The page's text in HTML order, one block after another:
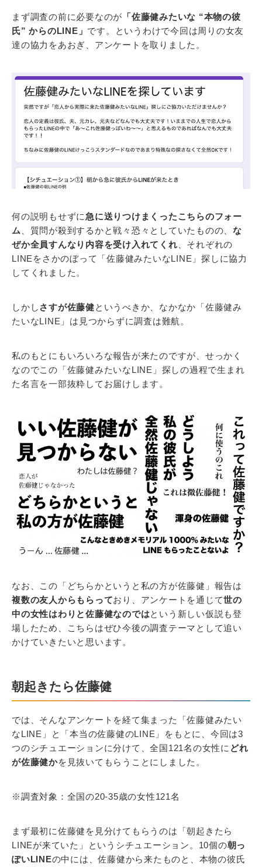
まず調査の前に必要なのが 「佐藤健みたいな “本物の彼
氏” からのLINE」 です。というわけで今回は周りの女友
達の協力をあおぎ、アンケートを取りました。
何の説明もせずに急に送りつけまくったこちらのフォー
ム
、質問が殺到するかと戦々恐々としていたものの、 な
ぜか全員すんなり内容を受け入れてくれ 、それぞれの
LINEをさかのぼって「佐藤健みたいなLINE」探しに協力
してくれました。
しかし さすが佐藤健というべきか、なかなか「佐藤健み
たいなLINE」は見つからずに調査は難航。
私のもとにもいろいろな報告が来たのですが、せっかく
なのでこの「佐藤健みたいなLINE」探しの過程で生まれ
た名言を一部抜粋してお届けします。
なお、この「どちらかというと私の方が佐藤健」報告は
複数の友人からもらっており、アンケートを通じて世の
中の女性はわりと佐藤健なのではという新しい仮説も登
場したため、こちらはぜひ今後の調査テーマとして追い
かけていきたいと思います。
朝起きたら佐藤健
では、そんなアンケートを経て集まった「佐藤健みたい
なLINE」と「本当の佐藤健のLINE」をもとに、今回は3
つのシチュエーションに分けて、全国121名の女性に どれ
が佐藤健かを見抜いてもらうことにしました。
※調査対象：全国の20-35歳の女性121名
まず最初に佐藤健を見分けてもらうのは「朝起きたら
LINEが来ていた」というシチュエーション。10個の朝っ
ぽいLINEの中には、佐藤健から来たものと、本物の彼氏